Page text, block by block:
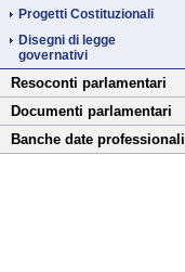
Progetti Costituzionali
Disegni di legge
governativi
Resoconti parlamentari
Documenti parlamentari
Banche date professionali